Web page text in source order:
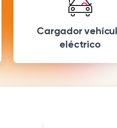
Cargador
eléctrico